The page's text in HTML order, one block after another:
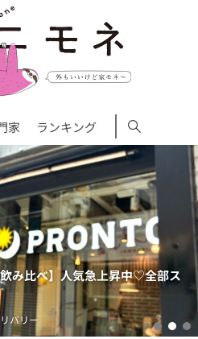
家 ランキング
急上昇中♡全部ス
SNSで話題
ないチェー
JUN 9TH,
グルメ > 食品